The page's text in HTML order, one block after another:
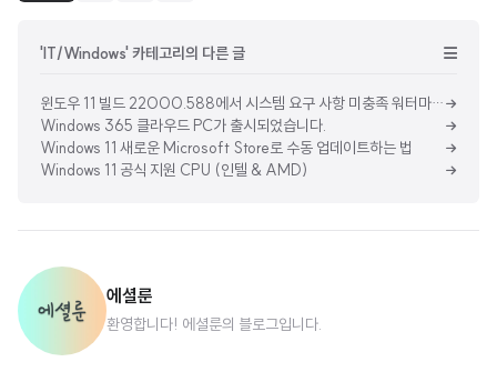
'IT/Windows' 카테고리의 다른 글
윈도우 11 빌드 22000.588에서 시스템 요구 사항 미충족 워터마크 추가됨
Windows 365 클라우드 PC가 출시되었습니다.
Windows 11 새로운 Microsoft Store로 수동 업데이트하는 법
Windows 11 공식 지원 CPU (인텔 & AMD)
에셜룬
환영합니다! 에셜룬의 블로그입니다.